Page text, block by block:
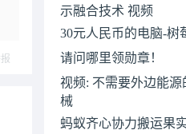
示融合技术 视频
30元人民币的电脑-树
请问哪里领勋章！
视频: 不需要外边能
械
蚂蚁齐心协力搬运果